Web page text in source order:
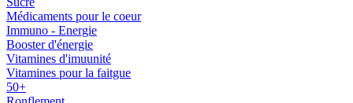
Médicaments pour le coeur
Immuno - Energie
Booster d'énergie
Vitamines d'imuunité
Vitamines pour la faitgue
50+